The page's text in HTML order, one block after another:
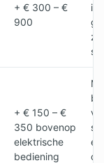
+ € 300 – €
900
+ € 150 – €
350 bovenop
elektrische
bediening